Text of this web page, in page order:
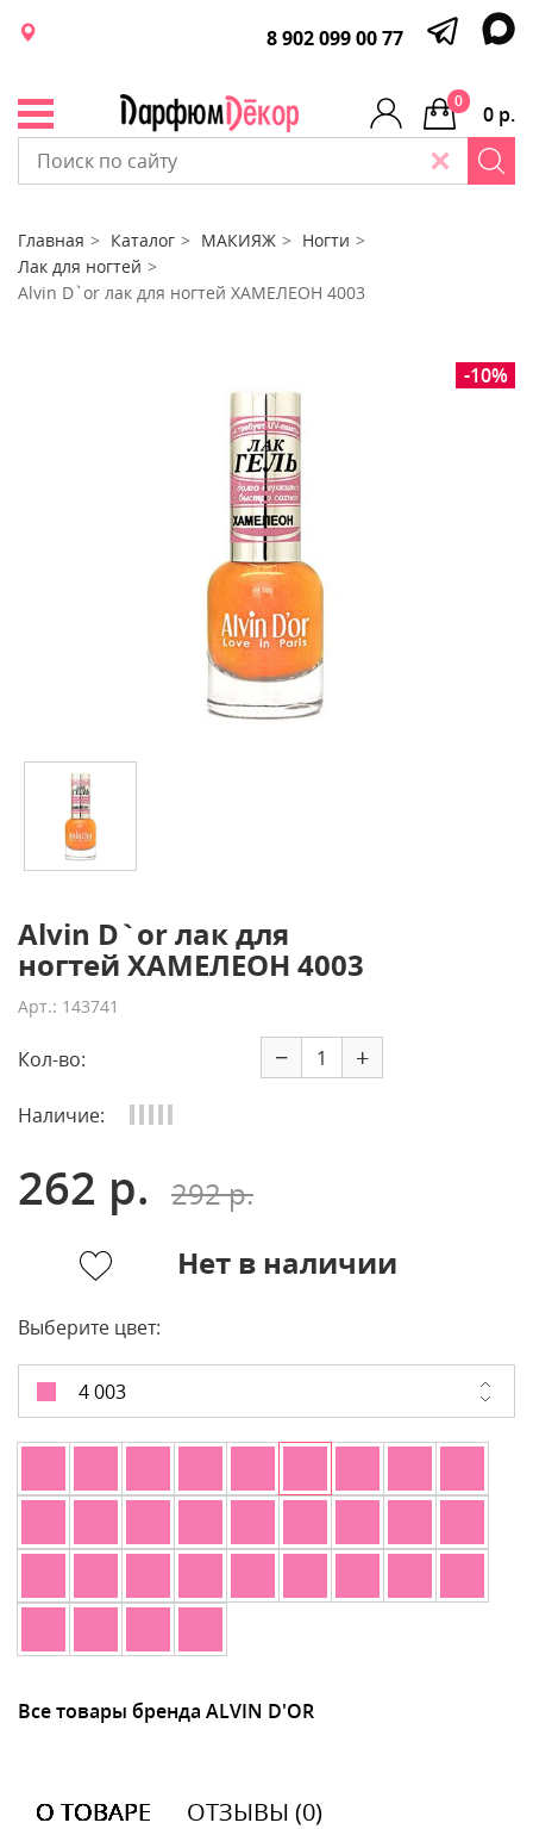
8 902 099 00 77
0 р.
0
Главная Каталог МАКИЯЖ
Ногти
Лак для ногтей
Alvin D`or лак для ногтей ХАМЕЛЕОН 4003
-10%
Alvin D`or лак для
ногтей ХАМЕЛЕОН 4003
Арт.: 143741
Кол-во: − +
Наличие:
262 р.
292 р.
Нет в наличии
Выберите цвет:
4 003
Все товары бренда ALVIN D'OR
О ТОВАРЕ ОТЗЫВЫ (0)